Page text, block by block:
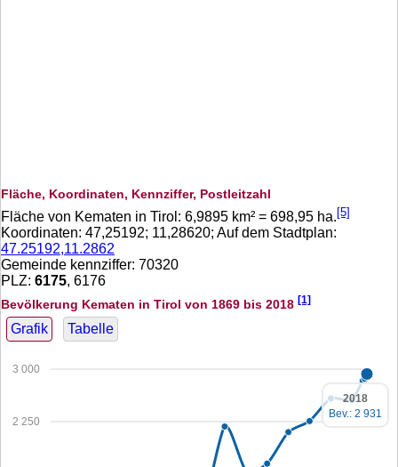
Fläche, Koordinaten, Kennziffer, Postleitzahl
Fläche von Kematen in Tirol: 6,9895 km² = 698,95 ha. [5]
Koordinaten: 47,25192; 11,28620; Auf dem Stadtplan:
47.25192,11.2862
Gemeinde kennziffer: 70320
PLZ: 6175, 6176
Bevölkerung Kematen in Tirol von 1869 bis 2018 [1]
Grafik Tabelle
2 250
3 000
2018
Bev.: 2 931